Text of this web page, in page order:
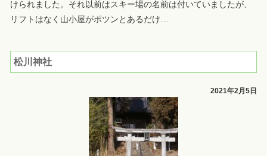
けられました。それ以前はスキー場の名前は付いていましたが、
リフトはなく山小屋がポツンとあるだけ…
松川神社
2021年2月5日